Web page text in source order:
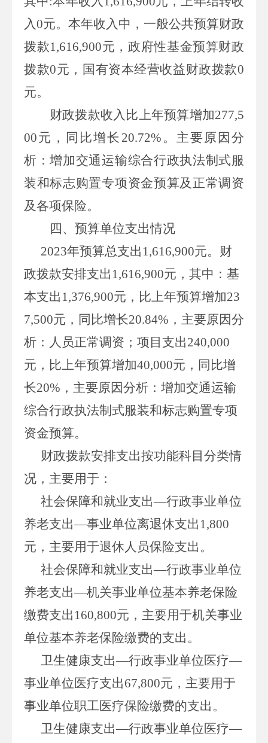
入0元。本年收入中，一般公共预算财政
拨款1,616,900元，政府性基金预算财政
拨款0元，国有资本经营收益财政拨款0
元。
财政拨款收入比上年预算增加277,5
00元，同比增长 20.72% 。主要原因分
析：增加交通运输综合行政执法制式服
装和标志购置专项资金预算及正常调资
及各项保险。
四、 预算单位支出情况
2023年预算总支出 1,616,900元。财
政拨款安排支出 1,616,900元，其中：基
本支出 1,376,900元，比上年预算增加23
7,500元，同比增长20.84% ，主要原因分
析：人员正常调资；项目支出240,000
元，比上年预算增加40,000元，同比增
长20% ，主要原因分析：增加交通运输
综合行政执法制式服装和标志购置专项
资金预算。
财政拨款安排支出按功能科目分类情
况，主要用于：
社会保障和就业支出—行政事业单位
养老支出—事业单位离退休支出 1,800
元，主要用于退休人员保险支出。
社会保障和就业支出—行政事业单位
养老支出—机关事业单位基本养老保险
缴费支出 160,800元，主要用于机关事业
单位基本养老保险缴费的支出。
卫生健康支出—行政事业单位医疗—
事业单位医疗支出67,800元，主要用于
事业单位职工医疗保险缴费的支出。
卫生健康支出—行政事业单位医疗—